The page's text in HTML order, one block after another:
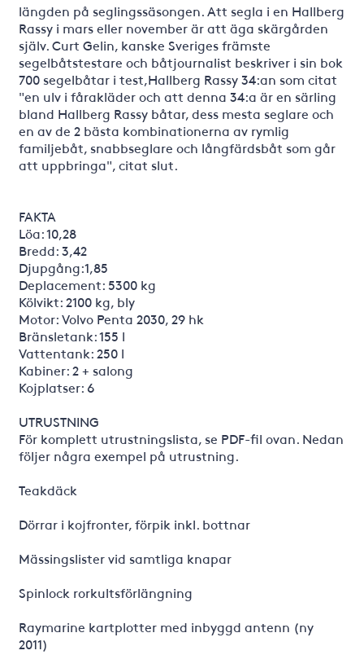
längden på seglingssäsongen. Att segla i en Hallberg
Rassy i mars eller november är att äga skärgården
själv. Curt Gelin, kanske Sveriges främste
segelbåtstestare och båtjournalist beskriver i sin bok
700 segelbåtar i test,Hallberg Rassy 34:an som citat
"en ulv i fårakläder och att denna 34:a är en särling
bland Hallberg Rassy båtar, dess mesta seglare och
en av de 2 bästa kombinationerna av rymlig
familjebåt, snabbseglare och långfärdsbåt som går
att uppbringa", citat slut.
FAKTA
Löa: 10,28
Bredd: 3,42
Djupgång:1,85
Deplacement: 5300 kg
Kölvikt: 2100 kg, bly
Motor: Volvo Penta 2030, 29 hk
Bränsletank: 155 l
Vattentank: 250 l
Kabiner: 2 + salong
Kojplatser: 6
UTRUSTNING
För komplett utrustningslista, se PDF-fil ovan. Nedan
följer några exempel på utrustning.
Teakdäck
Dörrar i kojfronter, förpik inkl. bottnar
Mässingslister vid samtliga knapar
Spinlock rorkultsförlängning
Raymarine kartplotter med inbyggd antenn (ny
2011)